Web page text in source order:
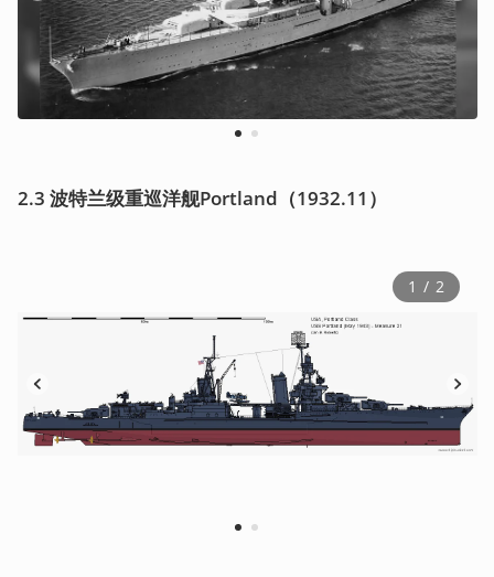
1 2
2.3 波特兰级重巡洋舰Portland（1932.11）
1 2
1 / 2